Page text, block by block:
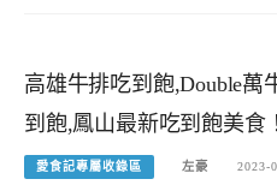
高雄牛排吃到飽,Double萬
到飽,鳳山最新吃到飽美食！
愛食記專屬收錄區 左豪 2023-